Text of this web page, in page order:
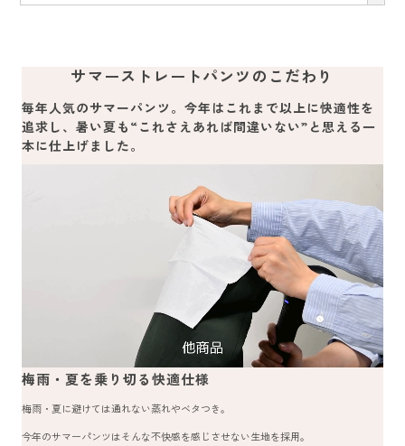
サマーストレートパンツのこだわり
毎年人気のサマーパンツ。今年はこれまで以上に快適性を
追求し、暑い夏も“これさえあれば間違いない”と思える一
本に仕上げました。
梅雨・夏を乗り切る快適仕様
梅雨・夏に避けては通れない蒸れやベタつき。
今年のサマーパンツはそんな不快感を感じさせない生地を採用。